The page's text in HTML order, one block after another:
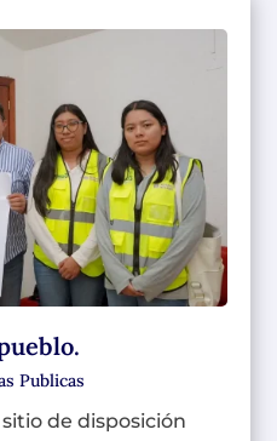
Publicas
de disposición